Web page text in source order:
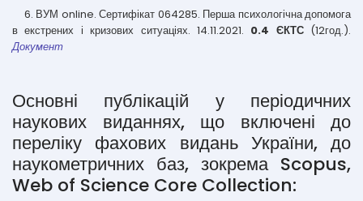
6. ВУМ online. Сертифікат 064285. Перша психологічна допомога
в екстрених і кризових ситуаціях. 14.11.2021. 0.4 ЄКТС (12год.).
Документ
Основні публікацій у періодичних
наукових виданнях, що включені до
переліку фахових видань України, до
наукометричних баз, зокрема Scopus,
Web of Science Core Collection: